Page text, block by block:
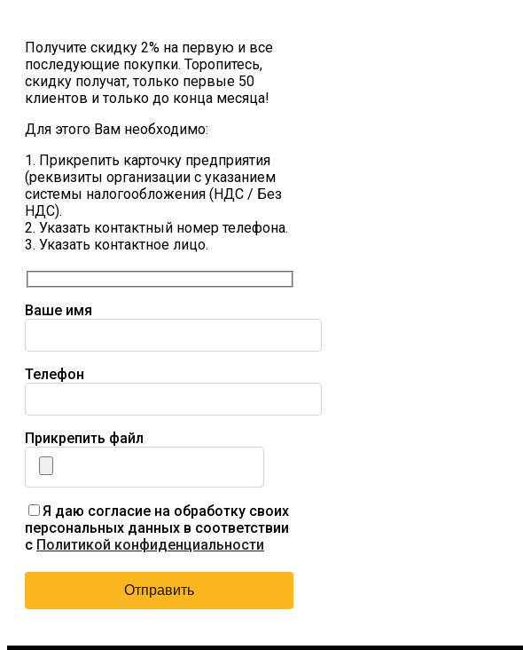
Получите скидку 2% на первую и все
последующие покупки. Торопитесь,
скидку получат, только первые 50
клиентов и только до конца месяца!
Для этого Вам необходимо:
1. Прикрепить карточку предприятия
(реквизиты организации с указанием
системы налогообложения (НДС / Без
НДС).
2. Указать контактный номер телефона.
3. Указать контактное лицо.
Ваше имя
Телефон
Прикрепить файл
Я даю согласие на обработку своих
персональных данных в соответствии
с Политикой конфиденциальности